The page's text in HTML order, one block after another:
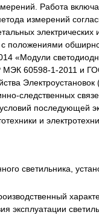
Работа
измерений
положениями
«Модули
60598-1-2011 и
следственных
и
светильника,
эксплуатации